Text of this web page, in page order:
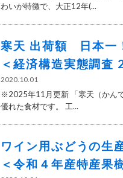
わいが特徴で、大正12年(...
寒天 出荷額 日本一
＜経済構造実態調査
2020.10.01
※2025年11月更新 「寒天（かん
優れた食材です。 工...
ワイン用ぶどうの生
＜令和４年産特産果